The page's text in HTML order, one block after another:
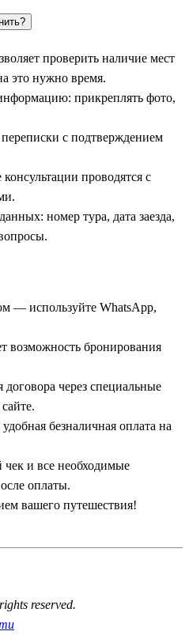
эко-туризм: Сокчо и
в любое время года:
вишне, а осенью склоны
багряные и золотые тона.
отправиться на восток в
в приморском городе
великолепный национальный
гид поможет
трек по заповеднику
храмов или организует
дороге к вершине
сокровища Юга
путевки позволяет
невероятно интересные
Путешественники часто
Кванчжу
Отсюда удобно
проверить наличие мест
это нужно время.
прикреплять фото,
с подтверждением
проводятся с
номер тура, дата заезда,
— используйте WhatsApp,
возможность бронирования
через специальные
безналичная оплата на
и все необходимые
оплаты.
вашего путешествия!
reserved.